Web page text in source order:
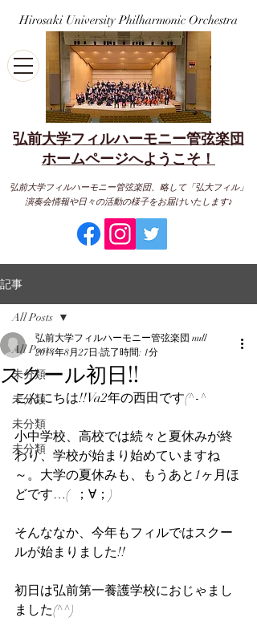
弘前大学フィルハーモニー管弦楽団
​ホームページへようこそ！
Hirosaki University Philharmonic Orchestra
弘前大学フィルハーモニー管弦楽団、略して「弘大フィル」
演奏会情報や日々の活動の様子をお届けいたします♪
記事
All Posts
未分類
未分類
未分類
未分類
All Posts
スクール初日!!
弘前大学フィルハーモニー管弦楽団 null
2014年8月27日 読了時間: 1分
こんにちは!!Va2年の西田です(^-^ゞ
小中学校、高校では続々と夏休みが終
わり、学校が始まり始めていますね
～。大学の夏休みも、もうあと1ヶ月ほ
どです…(  ；∀；)
そんななか、今年もフィルではスクー
ルが始まりました!!
初日は弘前第一養護学校におじゃまし
ました(^^)